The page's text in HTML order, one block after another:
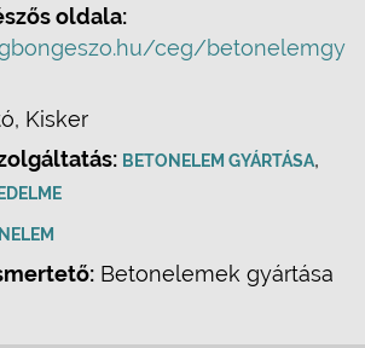
oldala:
ceg/betonelemgy
Kisker
BETONELEM GYÁRTÁSA,
Betonelemek gyártása